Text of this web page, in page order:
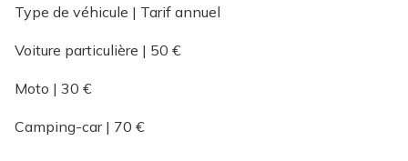
Type de véhicule | Tarif annuel
Voiture particulière | 50 €
Moto | 30 €
Camping-car | 70 €